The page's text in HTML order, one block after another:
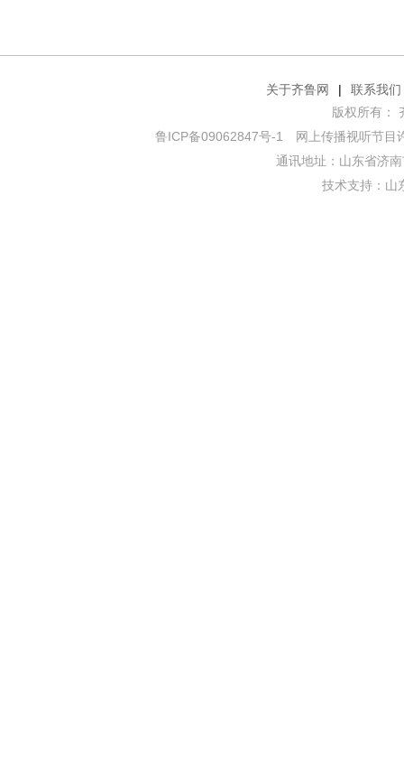
关于齐鲁网 |
联系我们
版权所有：
鲁ICP备09062847号-1
网上传播视听节目
通讯地址：山东省济
技术支持： 山